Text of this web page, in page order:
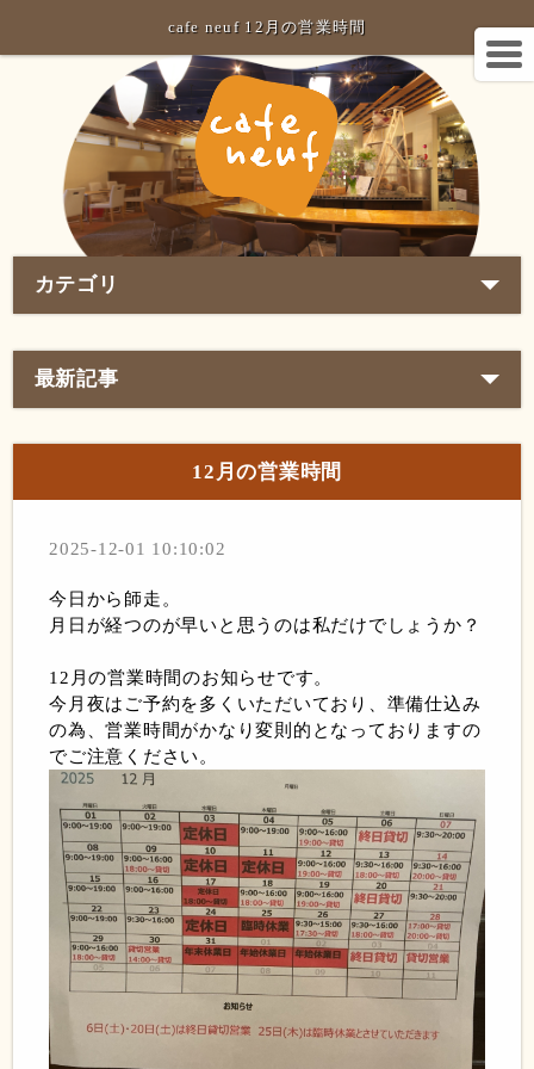
cafe neuf 12月の営業時間
カテゴリ
最新記事
12月の営業時間
2025-12-01 10:10:02
今日から師走。
月日が経つのが早いと思うのは私だけでしょうか？
12月の営業時間のお知らせです。
今月夜はご予約を多くいただいており、準備仕込み
の為、営業時間がかなり変則的となっておりますの
でご注意ください。